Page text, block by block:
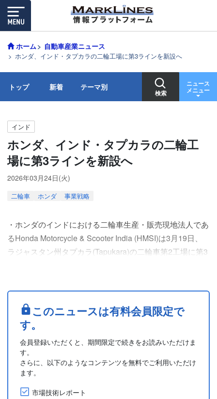
ホーム 自動車産業ニュース
ホンダ、インド・タプカラの二輪工場に第3ラインを新設へ
トップ 新着 テーマ別
検索
ニュース
メニュー
インド
ホンダ、インド・タプカラの二輪工
場に第3ラインを新設へ
2026年03月24日(火)
二輪車 ホンダ 事業戦略
・ホンダのインドにおける二輪車生産・販売現地法人であ
るHonda Motorcycle & Scooter India (HMSI)は3月19日、
ラジャスタン州タプカラ(Tapukara)の二輪車第2工場に第3
する7万4,000平方メートルの土地を購入し125cc、160cc
クラスのスクーターとライトモーターサイクルを年間67万
台生産す....
このニュースは有料会員限定で
す。
会員登録いただくと、期間限定で続きをお読みいただけま
す。
さらに、以下のようなコンテンツを無料でご利用いただけ
ます。
市場技術レポート